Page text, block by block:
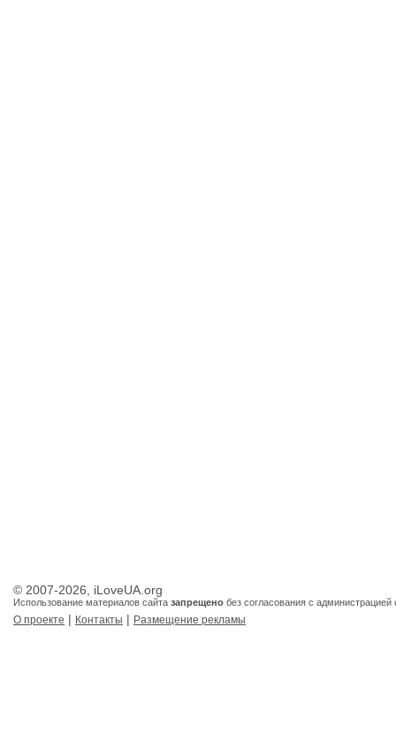
© 2007-2026, iLoveUA.org
Использование материалов сайта запрещено без согласования с администрацией
О проекте | Контакты | Размещение рекламы